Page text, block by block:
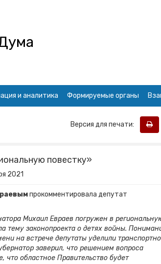
и аналитика Формируемые органы
Версия для печати:
повестку»
2021
прокомментировала депутат
Михаил Евраев погружен в
тему законопроекта о детях войны.
на встрече депутаты уделили
заверил, что решением вопроса
областное Правительство будет